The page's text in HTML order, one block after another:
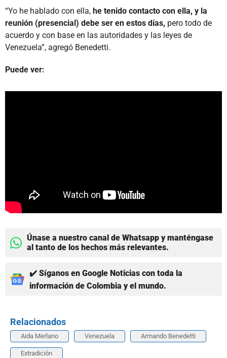
“Yo he hablado con ella, he tenido contacto con ella, y la
reunión (presencial) debe ser en estos días, pero todo de
acuerdo y con base en las autoridades y las leyes de
Venezuela”, agregó Benedetti.
Puede ver:
Únase a nuestro canal de Whatsapp y manténgase
al tanto de los hechos más relevantes.
✔️ Síganos en Google Noticias con toda la
información de Colombia y el mundo.
Relacionados
Aida Merlano Venezuela Armando Benedetti
Extradición